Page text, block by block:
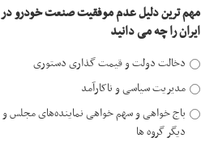
مهم ترین دلیل عدم موفقیت صنعت خودرو در
ایران را چه می دانید
دخالت دولت و قیمت گذاری دستوری
مدیریت سیاسی و ناکارآمد
باج خواهی و سهم خواهی نماینده‌های مجلس و
دیگر گروه ها